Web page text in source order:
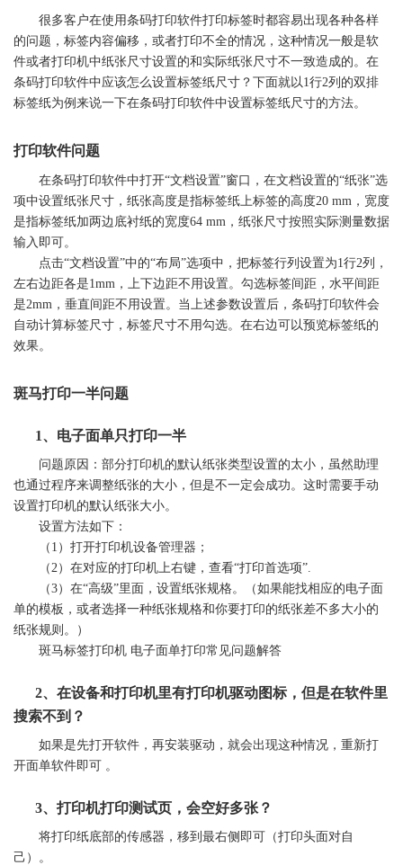
很多客户在使用条码打印软件打印标签时都容易出现各种各样
的问题， 标签内容偏移，或者打印不全的情况，这种情况一般是软
件或者打印机中纸张尺寸设置的和实际纸张尺寸不一致造成的。在
条码打印软件中应该怎么设置标签纸尺寸？下面就以1行2列的双排
标签纸为例来说一下在条码打印软件中设置标签纸尺寸的方法。
打印软件问题
在条码打印软件中打开“文档设置”窗口，在文档设置的“纸张”选
项中设置纸张尺寸，纸张高度是指标签纸上标签的高度20 mm，宽度
是指标签纸加两边底衬纸的宽度64 mm，纸张尺寸按照实际测量数据
输入即可。
点击“文档设置”中的“布局”选项中，把标签行列设置为1行2列，
左右边距各是1mm，上下边距不用设置。勾选标签间距，水平间距
是2mm，垂直间距不用设置。当上述参数设置后，条码打印软件会
自动计算标签尺寸， 标签尺寸不用勾选。在右边可以预览标签纸的
效果。
斑马打印一半问题
1、电子面单只打印一半
问题原因：部分打印机的默认纸张类型设置的太小，虽然助理
也通过程序来调整纸张的大小，但是不一定会成功。这时需要手动
设置打印机的默认纸张大小。
设置方法如下：
（1）打开打印机设备管理器；
（2）在对应的打印机上右键，查看“打印首选项”.
（3）在“高级”里面，设置纸张规格。（如果能找相应的电子面
单的模板，或者选择一种纸张规格和你要打印的纸张差不多大小的
纸张规则。）
斑马标签打印机 电子面单打印常见问题解答
2、在设备和打印机里有打印机驱动图标，但是在软件里
搜索不到？
如果是先打开软件，再安装驱动，就会出现这种情况，重新打
开面单软件即可 。
3、 打印机打印测试页，会空好多张？
将打印纸底部的传感器，移到最右侧即可（打印头面对自
己）。